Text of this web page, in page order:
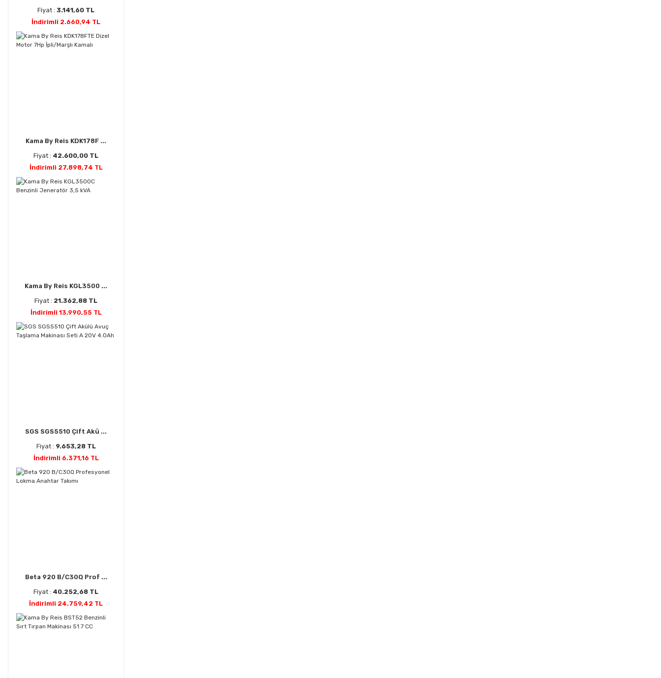
Fiyat :3.141,60 TL
İndirimli 2.660,94 TL
Kama By Reis KDK178F ...
Fiyat : 42.600,00 TL
İndirimli 27.898,74 TL
Kama By Reis KGL3500 ...
Fiyat : 21.362,88 TL
İndirimli 13.990,55 TL
SGS SGS5510 Çift Akü ...
Fiyat : 9.653,28 TL
İndirimli 6.371,16 TL
Beta 920 B/C30Q Prof ...
Fiyat : 40.252,68 TL
İndirimli 24.759,42 TL